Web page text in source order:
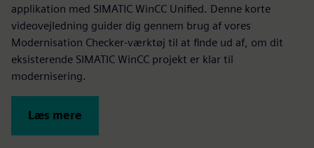
applikation med SIMATIC WinCC Unified. Denne korte
videovejledning guider dig gennem brug af vores
Modernisation Checker-værktøj til at finde ud af, om dit
eksisterende SIMATIC WinCC projekt er klar til
modernisering.
Læs mere